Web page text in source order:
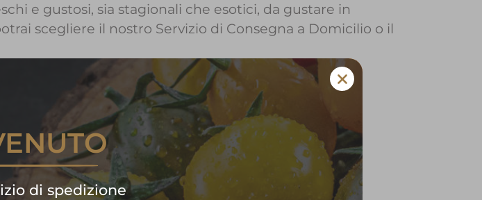
e gustosi, sia stagionali che esotici, da gustare in
scegliere il nostro Servizio di Consegna a Domicilio o il
Prodotti Ellisio a Roverchiara
spesa di frutta e verdura
di spedizione